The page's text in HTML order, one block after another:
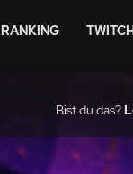
RANKING
Bist du das?